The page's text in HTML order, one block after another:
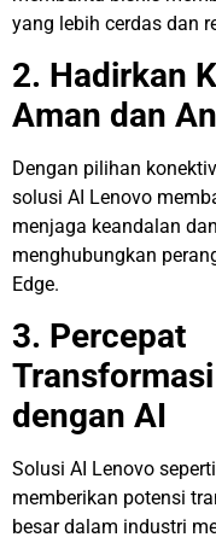
yang lebih cerdas dan
2. Hadirkan
Aman dan
Dengan pilihan
solusi AI Lenovo
menjaga keandalan
menghubungkan
Edge.
3. Percepat
dengan AI
Solusi AI Lenovo
memberikan potensi
besar dalam industri